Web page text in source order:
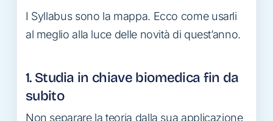
I Syllabus sono la mappa. Ecco come usarli
al meglio alla luce delle novità di quest’anno.
1. Studia in chiave biomedica fin da
subito
Non separare la teoria dalla sua applicazione